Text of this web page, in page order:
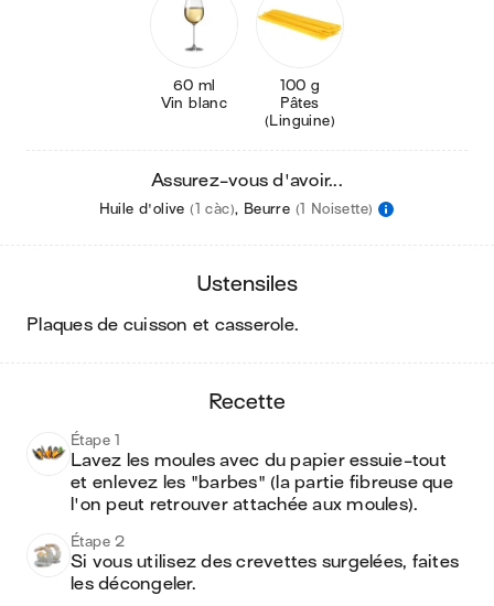
60 ml
Vin blanc
100 g
Pâtes
(Linguine)
Assurez-vous d'avoir...
Huile d'olive (1 càc), Beurre (1 Noisette)
ustensiles
plaques de cuisson et casserole.
recette
Étape 1
Lavez les moules avec du papier essuie-tout
et enlevez les "barbes" (la partie fibreuse que
l'on peut retrouver attachée aux moules).
Étape 2
Si vous utilisez des crevettes surgelées, faites
les décongeler.